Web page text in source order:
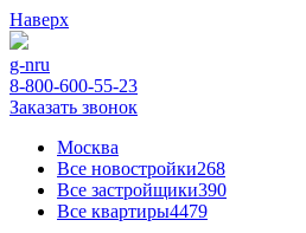
Наверх
g-nru
8-800-600-55-23
Заказать звонок
Москва
Все новостройки268
Все застройщики390
Все квартиры4479